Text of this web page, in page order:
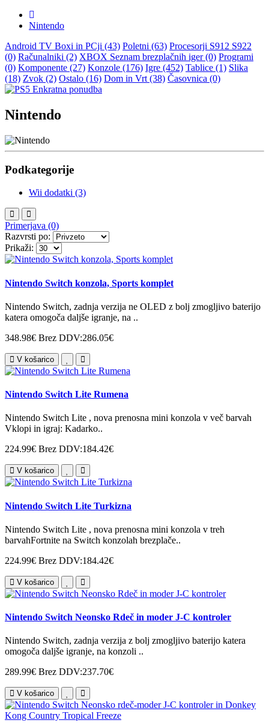
Nintendo
Android TV Boxi in PCji (43) Poletni (63) Procesorji S912 S922
(0) Računalniki (2) XBOX Seznam brezplačnih iger (0) Programi
(0) Komponente (27) Konzole (176) Igre (452) Tablice (1) Slika
(18) Zvok (2) Ostalo (16) Dom in Vrt (38) Časovnica (0)
Nintendo
Podkategorije
Wii dodatki (3)
Primerjava (0)
Razvrsti po:
Prikaži:
Nintendo Switch konzola, Sports komplet
Nintendo Switch, zadnja verzija ne OLED z bolj zmogljivo baterijo
katera omogoča daljše igranje, na ..
348.98€ Brez DDV:286.05€
V košarico
Nintendo Switch Lite Rumena
Nintendo Switch Lite , nova prenosna mini konzola v več barvah
Vklopi in igraj: Kadarko..
224.99€ Brez DDV:184.42€
V košarico
Nintendo Switch Lite Turkizna
Nintendo Switch Lite , nova prenosna mini konzola v treh
barvahFortnite na Switch konzolah brezplače..
224.99€ Brez DDV:184.42€
V košarico
Nintendo Switch Neonsko Rdeč in moder J-C kontroler
Nintendo Switch, zadnja verzija z bolj zmogljivo baterijo katera
omogoča daljše igranje, na konzoli ..
289.99€ Brez DDV:237.70€
V košarico